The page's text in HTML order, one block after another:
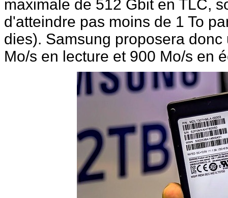
maximale de 512 Gbit en TLC,
d'atteindre pas moins de 1 To
dies). Samsung proposera
Mo/s en lecture et 900 Mo/s en